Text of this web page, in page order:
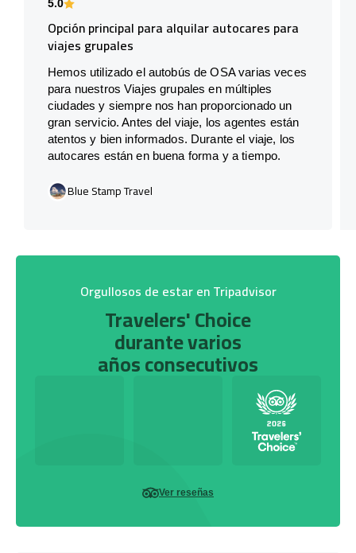
5.0
Opción principal para alquilar autocares para
viajes grupales
Hemos utilizado el autobús de OSA varias veces
para nuestros Viajes grupales en múltiples
ciudades y siempre nos han proporcionado un
gran servicio. Antes del viaje, los agentes están
atentos y bien informados. Durante el viaje, los
autocares están en buena forma y a tiempo.
Blue Stamp Travel
Orgullosos de estar en Tripadvisor
Travelers' Choice
durante varios
años consecutivos
Ver reseñas